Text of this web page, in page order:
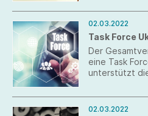
02.03.2022
Task Force
Der
eine Task
unterstützt
02.03.2022